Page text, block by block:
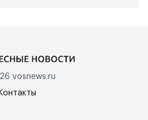
vosnews.ru
Контакты